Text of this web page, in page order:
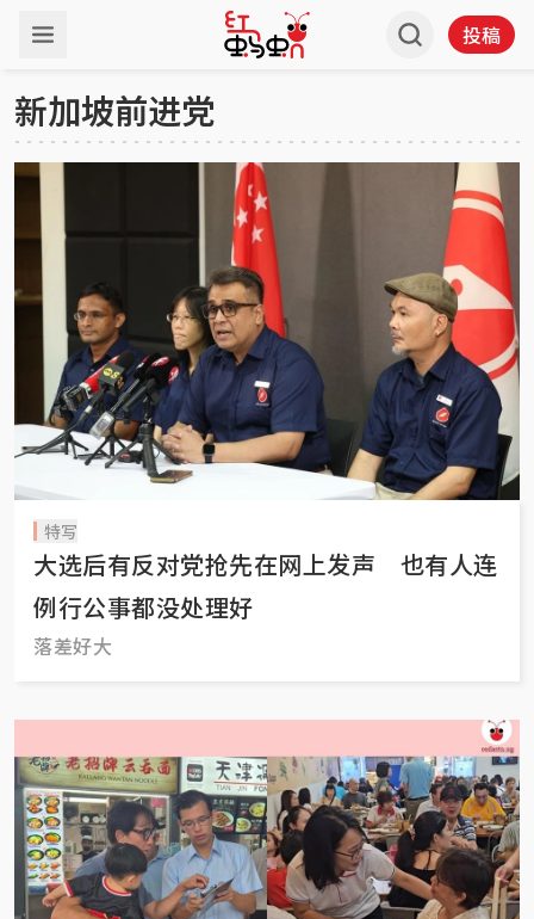
投稿
新加坡前进党
特写
大选后有反对党抢先在网上发声 也有人连
例行公事都没处理好
落差好大